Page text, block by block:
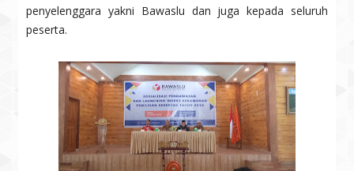
penyelenggara yakni Bawaslu dan juga kepada seluruh
peserta.